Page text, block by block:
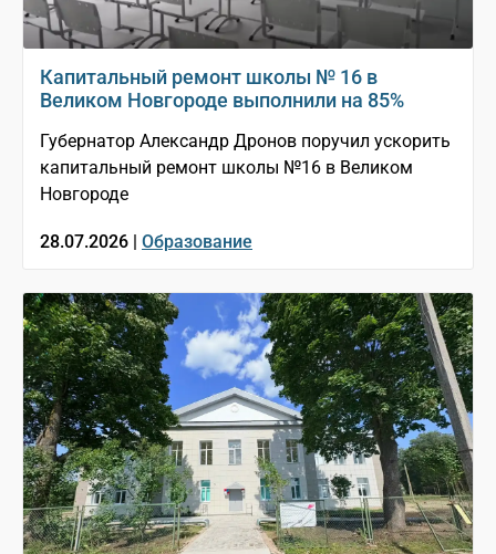
Капитальный ремонт школы № 16 в
Великом Новгороде выполнили на 85%
Губернатор Александр Дронов поручил ускорить
капитальный ремонт школы №16 в Великом
Новгороде
28.07.2026 | Образование